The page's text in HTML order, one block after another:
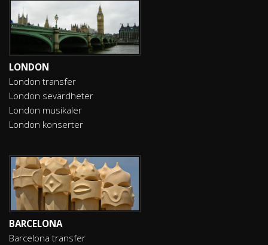
LONDON
London transfer
London sevärdheter
London musikaler
London konserter
BARCELONA
Barcelona transfer